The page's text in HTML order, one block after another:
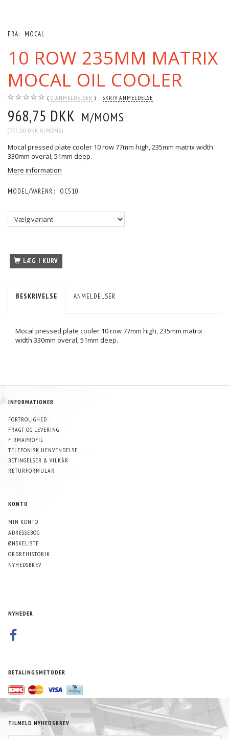
FRA: MOCAL
10 ROW 235MM MATRIX
MOCAL OIL COOLER
0 ANMELDELSER SKRIV ANMELDELSE
968,75 DKK M/MOMS
(775,00 DKK U/MOMS)
Mocal pressed plate cooler 10 row 77mm high, 235mm matrix width
330mm overal, 51mm deep.
Mere information
MODEL/VARENR.: OC510
LÆG I KURV
BESKRIVELSE ANMELDELSER
Mocal pressed plate cooler 10 row 77mm high, 235mm matrix
width 330mm overal, 51mm deep.
INFORMATIONER
FORTROLIGHED
FRAGT OG LEVERING
FIRMAPROFIL
TELEFONISK HENVENDELSE
BETINGELSER & VILKÅR
RETURFORMULAR
KONTO
MIN KONTO
ADRESSEBOG
ØNSKELISTE
ORDREHISTORIK
NYHEDSBREV
NYHEDER
BETALINGSMETODER
TILMELD NYHEDSBREV